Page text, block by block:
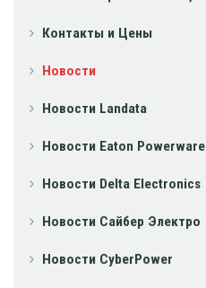
Контакты и Цены
Новости
Новости Landata
Новости Eaton Powerware
Новости Delta Electronics
Новости Сайбер Электро
Новости CyberPower